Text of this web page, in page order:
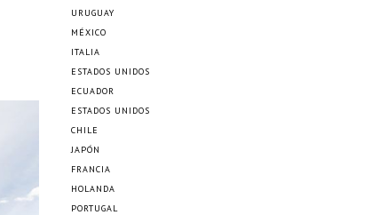
URUGUAY
MÉXICO
ITALIA
ESTADOS UNIDOS
ECUADOR
ESTADOS UNIDOS
CHILE
JAPÓN
FRANCIA
HOLANDA
PORTUGAL